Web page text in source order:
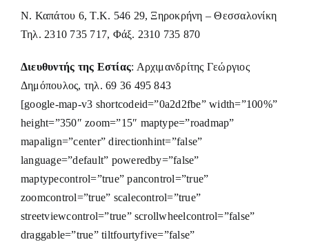
Ν. Καπάτου 6, Τ.Κ. 546 29, Ξηροκρήνη – Θεσσαλονίκη
Τηλ. 2310 735 717, Φάξ. 2310 735 870
Διευθυντής της Εστίας: Αρχιμανδρίτης Γεώργιος
Δημόπουλος, τηλ. 69 36 495 843
[google-map-v3 shortcodeid=”0a2d2fbe” width=”100%”
height=”350″ zoom=”15″ maptype=”roadmap”
mapalign=”center” directionhint=”false”
language=”default” poweredby=”false”
maptypecontrol=”true” pancontrol=”true”
zoomcontrol=”true” scalecontrol=”true”
streetviewcontrol=”true” scrollwheelcontrol=”false”
draggable=”true” tiltfourtyfive=”false”